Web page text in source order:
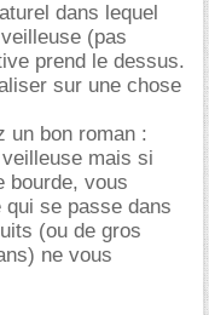
dans lequel
(pas
prend le dessus.
sur une chose
un bon roman :
mais si
bourde, vous
se passe dans
(ou de gros
ne vous